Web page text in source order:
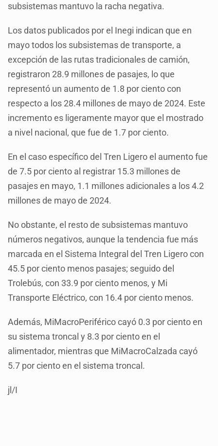
subsistemas mantuvo la racha negativa.
Los datos publicados por el Inegi indican que en
mayo todos los subsistemas de transporte, a
excepción de las rutas tradicionales de camión,
registraron 28.9 millones de pasajes, lo que
representó un aumento de 1.8 por ciento con
respecto a los 28.4 millones de mayo de 2024. Este
incremento es ligeramente mayor que el mostrado
a nivel nacional, que fue de 1.7 por ciento.
En el caso específico del Tren Ligero el aumento fue
de 7.5 por ciento al registrar 15.3 millones de
pasajes en mayo, 1.1 millones adicionales a los 4.2
millones de mayo de 2024.
No obstante, el resto de subsistemas mantuvo
números negativos, aunque la tendencia fue más
marcada en el Sistema Integral del Tren Ligero con
45.5 por ciento menos pasajes; seguido del
Trolebús, con 33.9 por ciento menos, y Mi
Transporte Eléctrico, con 16.4 por ciento menos.
Además, MiMacroPeriférico cayó 0.3 por ciento en
su sistema troncal y 8.3 por ciento en el
alimentador, mientras que MiMacroCalzada cayó
5.7 por ciento en el sistema troncal.
jl/I